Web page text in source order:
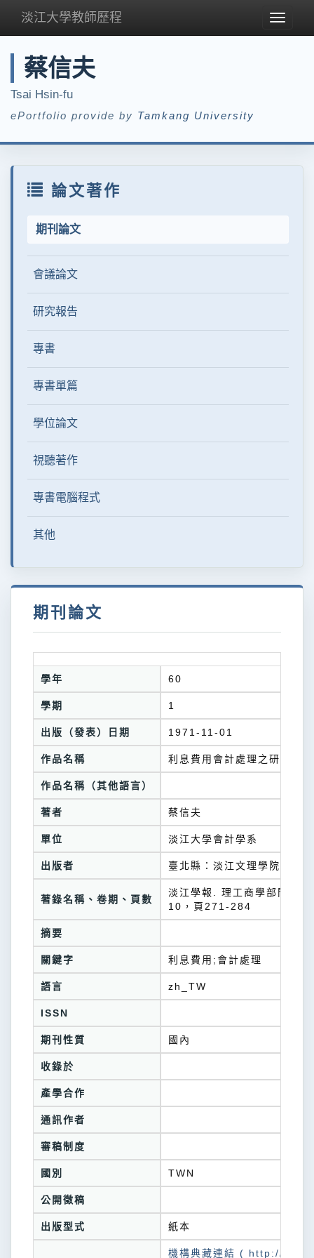
Toggle
淡江大學教師歷程
蔡信夫
Tsai Hsin-fu
ePortfolio provide by Tamkang University
論文著作
期刊論文
會議論文
研究報告
專書
專書單篇
學位論文
視聽著作
專書電腦程式
其他
期刊論文
學年 60
學期 1
出版（發表）日期 1971-11-01
作品名稱 利息費用會計處理之研究
作品名稱（其他語言）
著者 蔡信夫
單位 淡江大學會計學系
出版者 臺北縣：淡江文理學院
著錄名稱、卷期、頁數
淡江學報. 理工商學部門
10，頁271-284
摘要
關鍵字 利息費用;會計處理
語言 zh_TW
ISSN
期刊性質 國內
收錄於
產學合作
通訊作者
審稿制度
國別 TWN
公開徵稿
出版型式 紙本
機構典藏連結 ( http://